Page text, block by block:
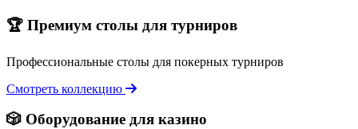
🏆 Премиум столы для турниров
Профессиональные столы для покерных турниров
Смотреть коллекцию
🎲 Оборудование для казино